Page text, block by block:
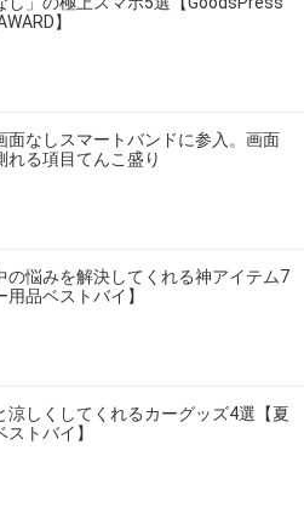
】
面なしスマートバンドに参入。画面
れる項目てんこ盛り
の悩みを解決してくれる神アイテム7
品ベストバイ】
涼しくしてくれるカーグッズ4選【夏
トバイ】